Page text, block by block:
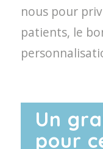
nous pour
patients, le
Un
pour